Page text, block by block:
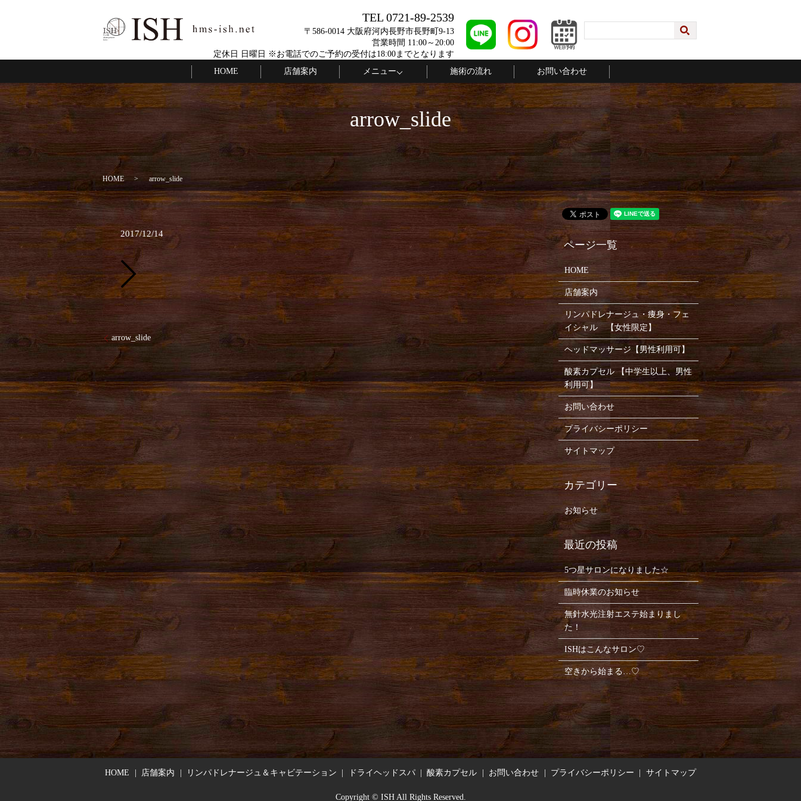
TEL 0721-89-2539
〒586-0014 大阪府河内長野市長野町9-13
営業時間 11:00～20:00
定休日 日曜日 ※お電話でのご予約の受付は18:00までとなります
HOME
店舗案内 メニュー 施術の流れ お問い合わせ
arrow_slide
HOME arrow_slide
2017/12/14
arrow_slide
HOME
店舗案内
リンパドレナージュ・痩身・フェ
イシャル 【女性限定】
ヘッドマッサージ【男性利用可】
酸素カプセル 【中学生以上、男性
利用可】
お問い合わせ
プライバシーポリシー
サイトマップ
お知らせ
5つ星サロンになりました☆
臨時休業のお知らせ
無針水光注射エステ始まりまし
た！
ISHはこんなサロン♡
空きから始まる…♡
HOME 店舗案内 リンパドレナージュ＆キャビテーション ドライヘッドスパ 酸素カプセル お問い合わせ プライバシーポリシー サイトマップ
Copyright © ISH All Rights Reserved.